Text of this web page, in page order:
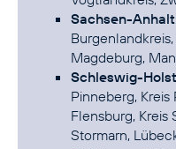
Sachsen-
Magdeburg,
Schleswig-
Pinneberg,
Flensburg, Kreis
Stormarn,